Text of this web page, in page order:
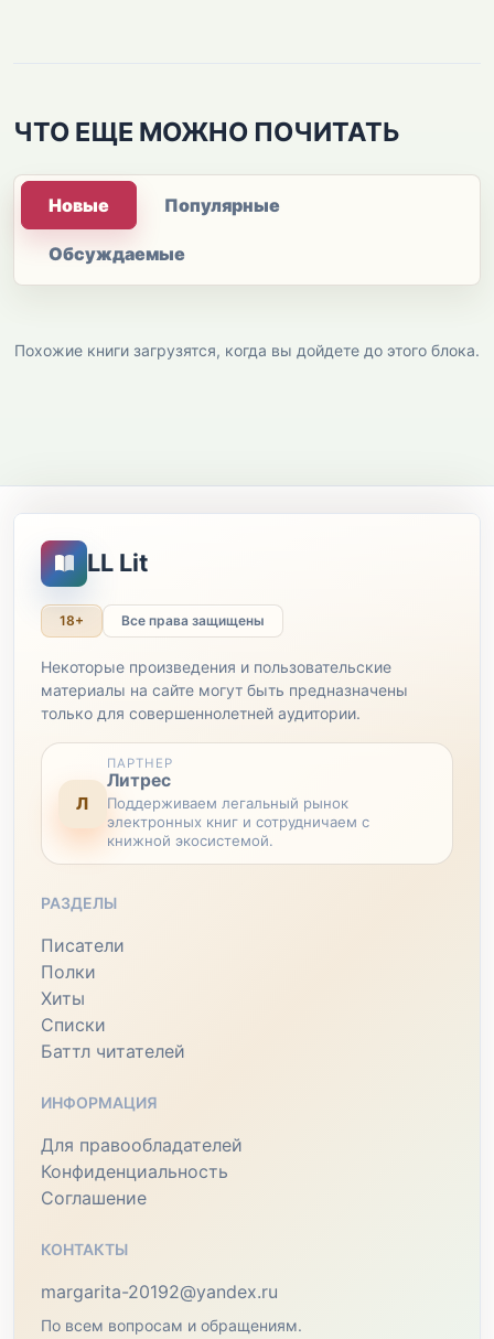
ЧТО ЕЩЕ МОЖНО ПОЧИТАТЬ
Новые Популярные
Обсуждаемые
Похожие книги загрузятся, когда вы дойдете до этого блока.
LL Lit
18+ Все права защищены
Некоторые произведения и пользовательские
материалы на сайте могут быть предназначены
только для совершеннолетней аудитории.
Л
ПАРТНЕР
Литрес
Поддерживаем легальный рынок
электронных книг и сотрудничаем с
книжной экосистемой.
РАЗДЕЛЫ
Писатели
Полки
Хиты
Списки
Баттл читателей
ИНФОРМАЦИЯ
Для правообладателей
Конфиденциальность
Соглашение
КОНТАКТЫ
margarita-20192@yandex.ru
По всем вопросам и обращениям.